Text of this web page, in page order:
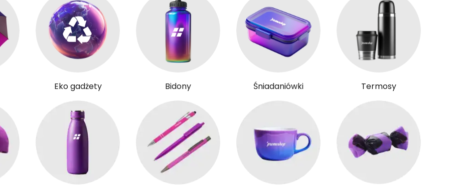
Eko gadżety Bidony Śniadaniówki Termosy